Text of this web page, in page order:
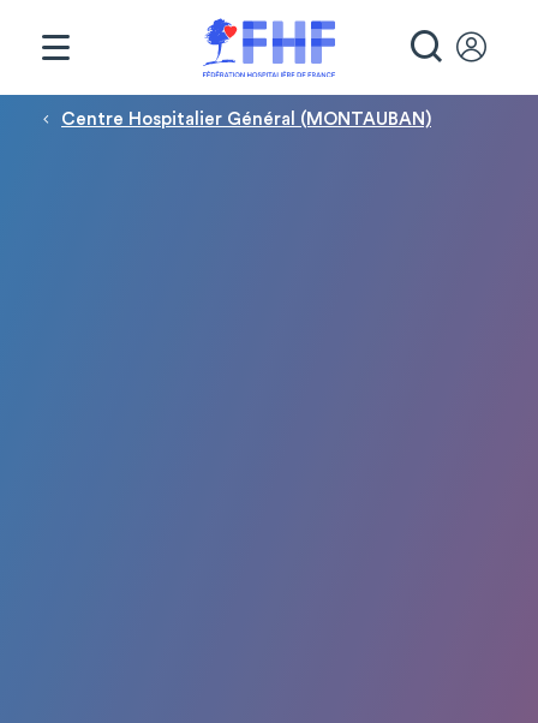
Fil d'Ariane
Centre Hospitalier Général (MONTAUBAN)
Panneau de gestion des cookies